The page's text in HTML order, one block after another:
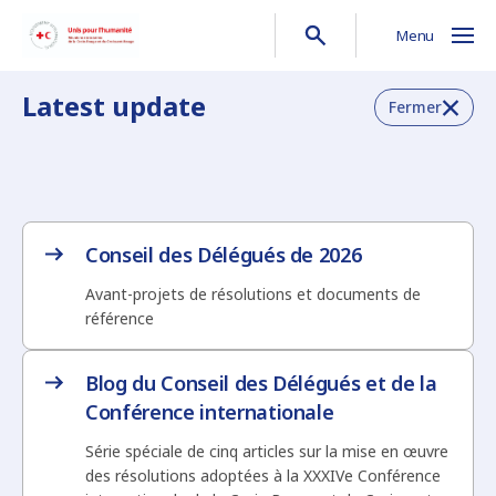
Menu
Latest update Fermer
Conseil des Délégués de 2026
Avant-projets de résolutions et documents de
référence
Blog du Conseil des Délégués et de la
Conférence internationale
Série spéciale de cinq articles sur la mise en œuvre
des résolutions adoptées à la XXXIVe Conférence